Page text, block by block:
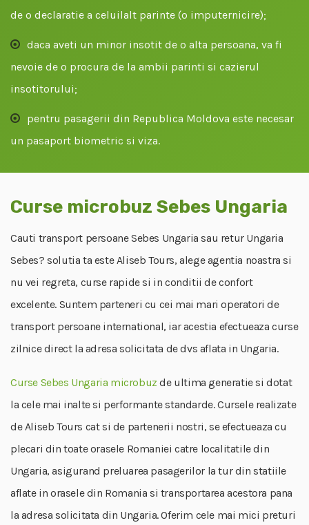
de o declaratie a celuilalt parinte (o imputernicire);
daca aveti un minor insotit de o alta persoana, va fi
nevoie de o procura de la ambii parinti si cazierul
insotitorului;
pentru pasagerii din Republica Moldova este necesar
un pasaport biometric si viza.
Curse microbuz Sebes Ungaria
Cauti transport persoane Sebes Ungaria sau retur Ungaria
Sebes? solutia ta este Aliseb Tours, alege agentia noastra si
nu vei regreta, curse rapide si in conditii de confort
excelente. Suntem parteneri cu cei mai mari operatori de
transport persoane international, iar acestia efectueaza curse
zilnice direct la adresa solicitata de dvs aflata in Ungaria.
Curse Sebes Ungaria microbuz de ultima generatie si dotat
la cele mai inalte si performante standarde. Cursele realizate
de Aliseb Tours cat si de partenerii nostri, se efectueaza cu
plecari din toate orasele Romaniei catre localitatile din
Ungaria, asigurand preluarea pasagerilor la tur din statiile
aflate in orasele din Romania si transportarea acestora pana
la adresa solicitata din Ungaria. Oferim cele mai mici preturi